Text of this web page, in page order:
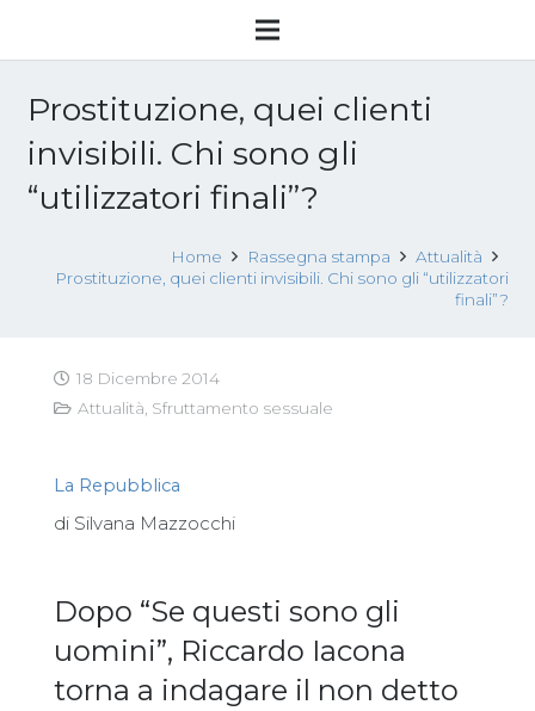
Prostituzione, quei clienti
invisibili. Chi sono gli
“utilizzatori finali”?
Home Rassegna stampa
Attualità
Prostituzione, quei clienti invisibili. Chi sono gli “utilizzatori
finali”?
18 Dicembre 2014
Attualità Sfruttamento sessuale
La Repubblica
di Silvana Mazzocchi
Dopo “Se questi sono gli
uomini”, Riccardo Iacona
torna a indagare il non detto